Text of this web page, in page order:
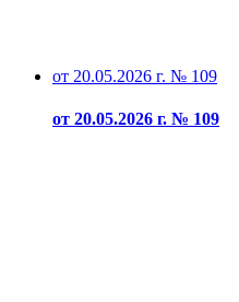
от 20.05.2026 г. № 109
от 20.05.2026 г. № 109